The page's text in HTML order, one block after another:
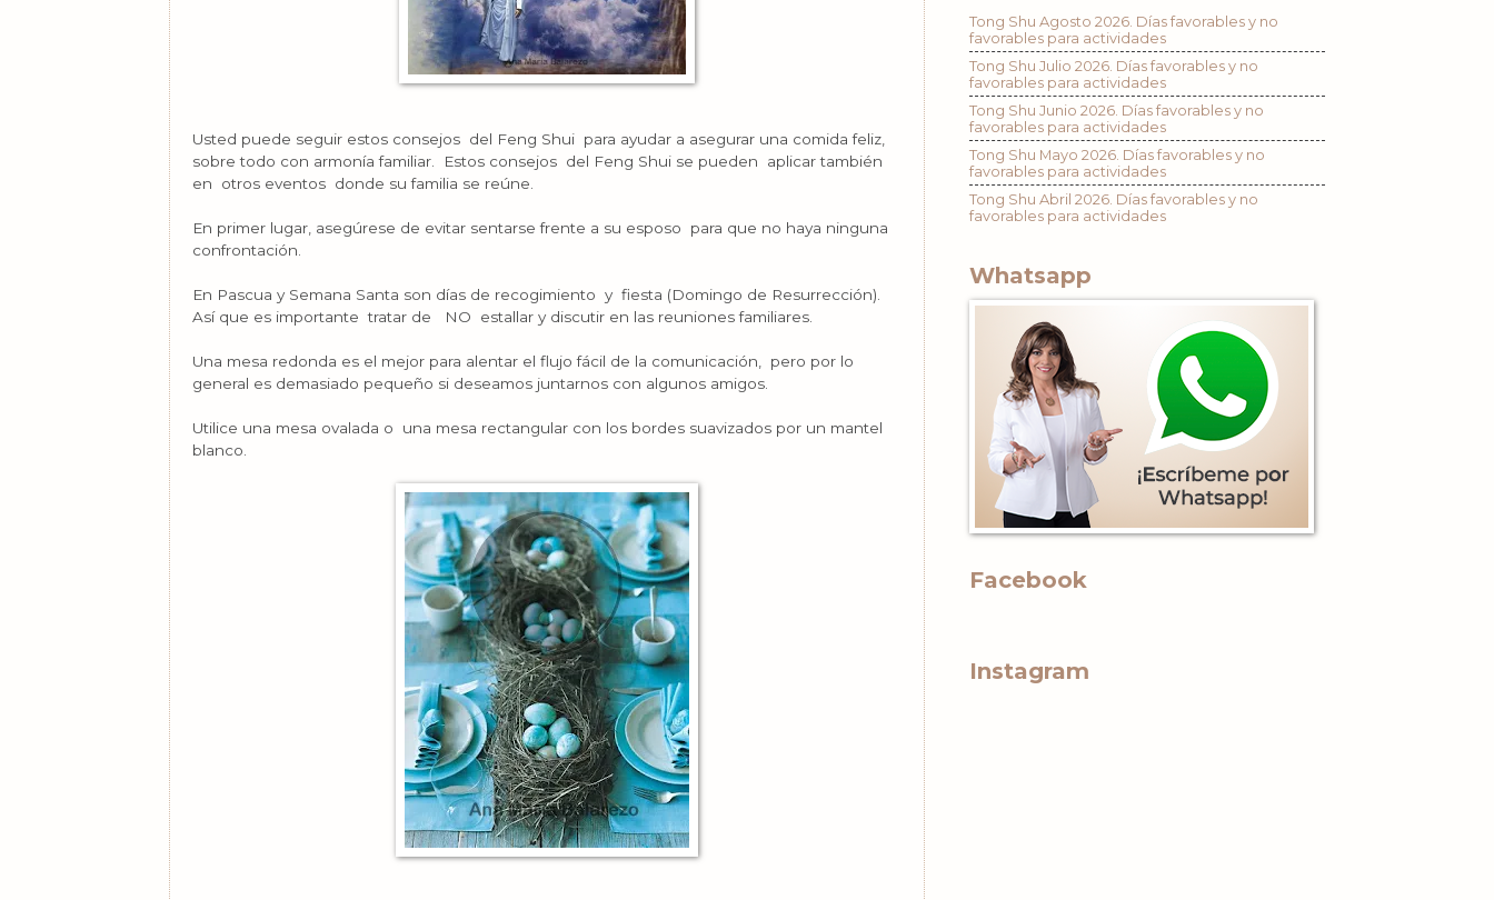
Usted puede seguir estos consejos del Feng Shui para ayudar a asegurar una comida feliz,
sobre todo con armonía familiar. Estos consejos del Feng Shui se pueden aplicar también
en otros eventos donde su familia se reúne.
En primer lugar, asegúrese de evitar sentarse frente a su esposo para que no haya ninguna
confrontación.
En Pascua y Semana Santa son días de recogimiento y fiesta (Domingo de Resurrección).
Así que es importante tratar de NO estallar y discutir en las reuniones familiares.
Una mesa redonda es el mejor para alentar el flujo fácil de la comunicación, pero por lo
general es demasiado pequeño si deseamos juntarnos con algunos amigos.
Utilice una mesa ovalada o una mesa rectangular con los bordes suavizados por un mantel
blanco.
Tong Shu Agosto 2026. Días favorables y no
favorables para actividades
Tong Shu Julio 2026. Días favorables y no
favorables para actividades
Tong Shu Junio 2026. Días favorables y no
favorables para actividades
Tong Shu Mayo 2026. Días favorables y no
favorables para actividades
Tong Shu Abril 2026. Días favorables y no
favorables para actividades
Whatsapp
Facebook
Instagram